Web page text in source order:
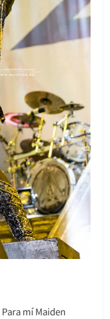
mí Maiden